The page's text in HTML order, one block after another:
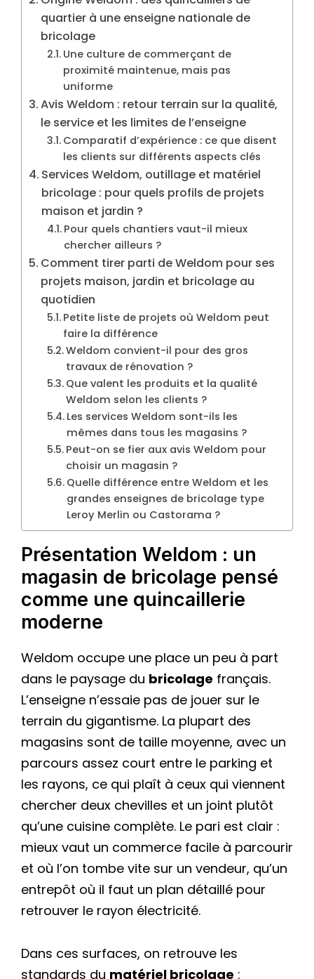
quartier à une enseigne nationale de
bricolage
Une culture de commerçant de
proximité maintenue, mais pas
uniforme
Avis Weldom : retour terrain sur la qualité,
le service et les limites de l’enseigne
Comparatif d’expérience : ce que disent
les clients sur différents aspects clés
Services Weldom, outillage et matériel
bricolage : pour quels profils de projets
maison et jardin ?
Pour quels chantiers vaut-il mieux
chercher ailleurs ?
Comment tirer parti de Weldom pour ses
projets maison, jardin et bricolage au
quotidien
Petite liste de projets où Weldom peut
faire la différence
Weldom convient-il pour des gros
travaux de rénovation ?
Que valent les produits et la qualité
Weldom selon les clients ?
Les services Weldom sont-ils les
mêmes dans tous les magasins ?
Peut-on se fier aux avis Weldom pour
choisir un magasin ?
Quelle différence entre Weldom et les
grandes enseignes de bricolage type
Leroy Merlin ou Castorama ?
Présentation Weldom : un
magasin de bricolage pensé
comme une quincaillerie
moderne
Weldom occupe une place un peu à part
dans le paysage du bricolage français.
L’enseigne n’essaie pas de jouer sur le
terrain du gigantisme. La plupart des
magasins sont de taille moyenne, avec un
parcours assez court entre le parking et
les rayons, ce qui plaît à ceux qui viennent
chercher deux chevilles et un joint plutôt
qu’une cuisine complète. Le pari est clair :
mieux vaut un commerce facile à parcourir
et où l’on tombe vite sur un vendeur, qu’un
entrepôt où il faut un plan détaillé pour
retrouver le rayon électricité.
Dans ces surfaces, on retrouve les
standards du matériel bricolage :